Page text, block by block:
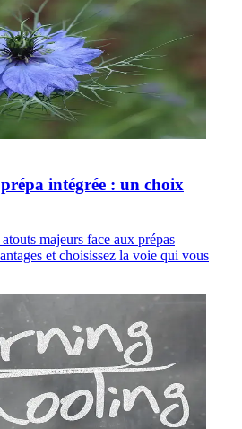
intégrée : un choix
majeurs face aux prépas
et choisissez la voie qui vous